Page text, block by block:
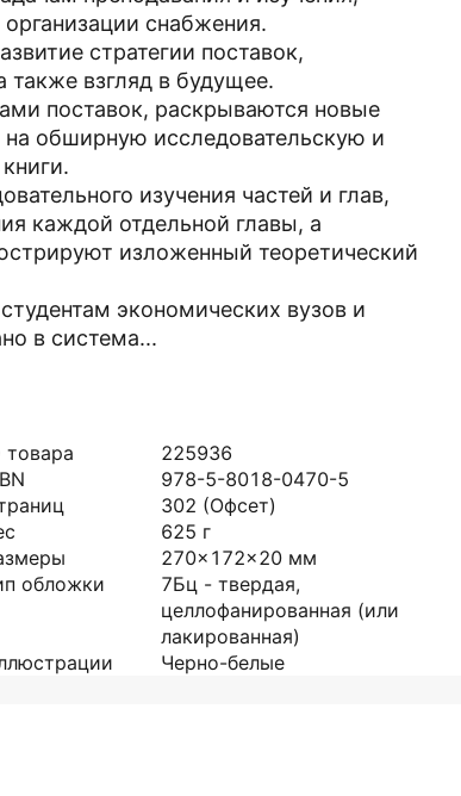
снабжения.
стратегии поставок,
также взгляд в будущее.
поставок, раскрываются новые
обширную исследовательскую и
изучения частей и глав,
каждой отдельной главы, а
изложенный теоретический
экономических вузов и
в система...
товара
225936
978-5-8018-0470-5
302 (Офсет)
625 г
270x172x20 мм
обложки
7Бц - твердая,
целлофанированная (или
лакированная)
Черно-белые